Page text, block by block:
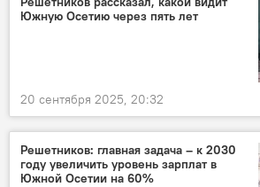
Южную Осетию через пять лет
20 сентября 2025, 20:32
Решетников: главная задача – к 2030
году увеличить уровень зарплат в
Южной Осетии на 60%